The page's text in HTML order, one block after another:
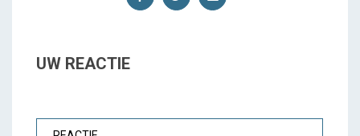
UW REACTIE